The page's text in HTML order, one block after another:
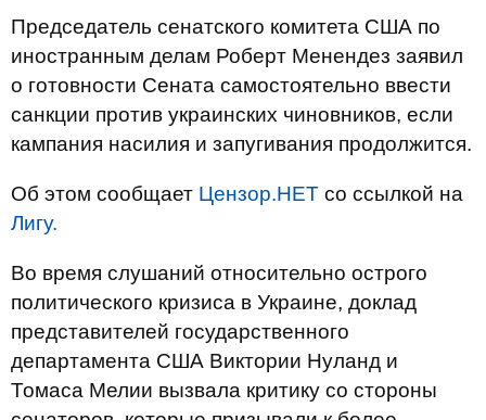
Председатель сенатского комитета США по
иностранным делам Роберт Менендез заявил
о готовности Сената самостоятельно ввести
санкции против украинских чиновников, если
кампания насилия и запугивания продолжится.
Об этом сообщает Цензор.НЕТ со ссылкой на
Лигу.
Во время слушаний относительно острого
политического кризиса в Украине, доклад
представителей государственного
департамента США Виктории Нуланд и
Томаса Мелии вызвала критику со стороны